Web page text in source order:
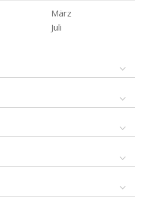
März
Juli